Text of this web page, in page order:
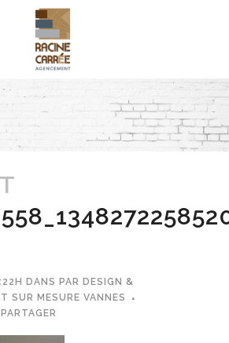
DANS PAR DESIGN &
SUR MESURE VANNES
PARTAGER